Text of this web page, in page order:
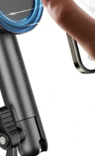
Câbles Data & Réseau
Câbles Video